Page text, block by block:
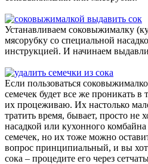
Устанавливаем соковыжималку
мясорубку со специальной
инструкцией. И начинаем
Если пользоваться
семечек будет все же проникать в
их процеживаю. Их настолько
тратить время, бывает, просто не
насадкой или кухонного
семечек, но их тоже можно
вопрос принципиальный, и вы
сока – процедите его через